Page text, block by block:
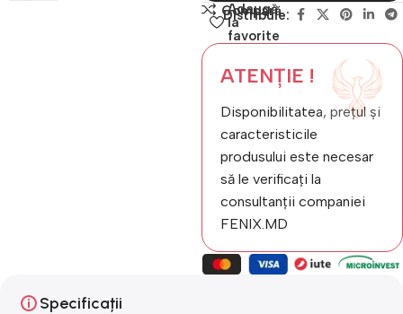
Compară
Adaugă
la
favorite
Distribuie:
ATENȚIE !
Disponibilitatea, prețul și
caracteristicile
produsului este necesar
să le verificați la
consultanții companiei
FENIX.MD
Specificații